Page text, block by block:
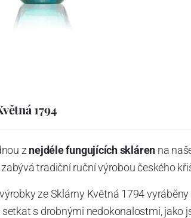
1794
z nejdéle fungujících skláren na
tradiční ruční výrobou českého
ze Sklárny Květná 1794
s drobnými nedokonalostmi, jako